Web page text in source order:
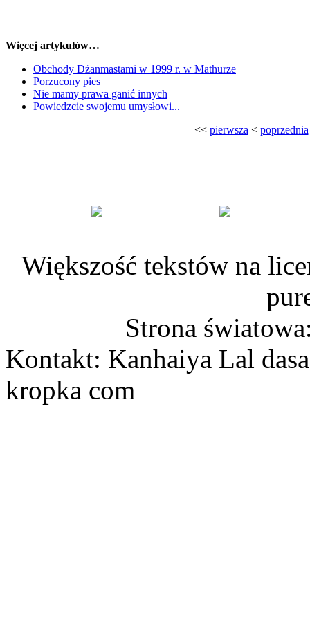
Więcej artykułów…
Obchody Dżanmastami w 1999 r. w Mathurze
Porzucony pies
Nie mamy prawa ganić innych
Powiedzcie swojemu umysłowi...
<< pierwsza < poprzednia
Większość tekstów na
Strona
Kontakt: Kanhaiya Lal
kropka com